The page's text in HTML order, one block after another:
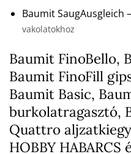
Baumit SaugAusgleich –
vakolatokhoz
Baumit FinoBello,
Baumit FinoFill
Baumit Basic,
burkolatragasztó,
Quattro
HOBBY HABARCS